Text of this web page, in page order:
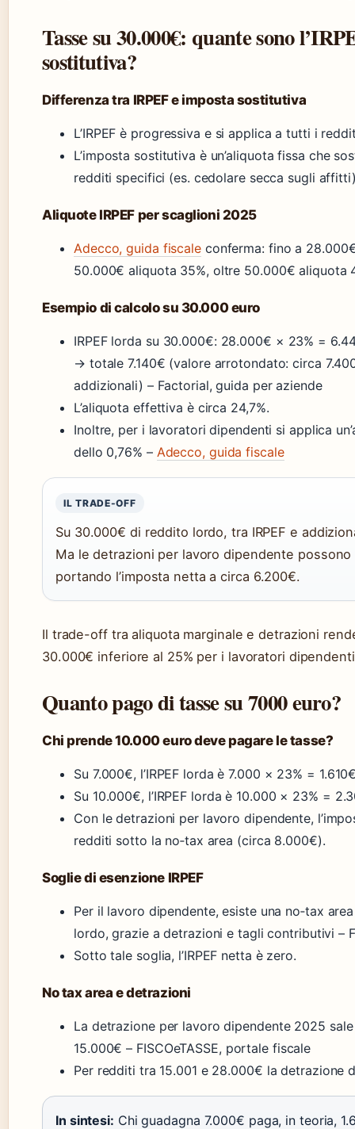
Tasse su 30.000€: quante sono
sostitutiva?
Differenza tra IRPEF e imposta sostitutiva
L’IRPEF è progressiva e si applica a tutti i
L’imposta sostitutiva è un’aliquota fissa che
redditi specifici (es. cedolare secca sugli
Aliquote IRPEF per scaglioni 2025
Adecco, guida fiscaleconferma: fino a
50.000€ aliquota 35%, oltre 50.000€ aliquota
Esempio di calcolo su 30.000 euro
IRPEF lorda su 30.000€: 28.000€ × 23% =
→ totale 7.140€ (valore arrotondato: circa
addizionali) – Factorial, guida per aziende
L’aliquota effettiva è circa 24,7%.
Inoltre, per i lavoratori dipendenti si applica
dello 0,76% – Adecco, guida fiscale
IL TRADE-OFF
Su 30.000€ di reddito lordo, tra IRPEF e
Ma le detrazioni per lavoro dipendente
portando l’imposta netta a circa 6.200€.
Il trade-off tra aliquota marginale e detrazioni
30.000€ inferiore al 25% per i lavoratori
Quanto pago di tasse su 7000 euro?
Chi prende 10.000 euro deve pagare le tasse?
Su 7.000€, l’IRPEF lorda è 7.000 × 23% =
Su 10.000€, l’IRPEF lorda è 10.000 × 23% =
Con le detrazioni per lavoro dipendente,
redditi sotto la no‑tax area (circa 8.000€).
Soglie di esenzione IRPEF
Per il lavoro dipendente, esiste una no‑tax
lordo, grazie a detrazioni e tagli contributivi –
Sotto tale soglia, l’IRPEF netta è zero.
No tax area e detrazioni
La detrazione per lavoro dipendente 2025
15.000€ – FISCOeTASSE, portale fiscale
Per redditi tra 15.001 e 28.000€ la detrazione
In sintesi: Chi guadagna 7.000€ paga, in teoria,